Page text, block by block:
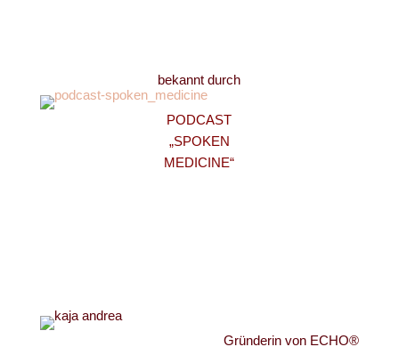
bekannt durch
PODCAST
„SPOKEN
MEDICINE“
Gründerin von ECHO®